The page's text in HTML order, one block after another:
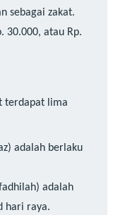
sebagai zakat.
30.000, atau Rp.
terdapat lima
adalah berlaku
adalah
hari raya.